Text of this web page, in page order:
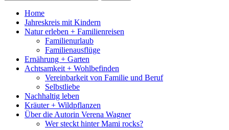
nach:
Home
Jahreskreis mit Kindern
Natur erleben + Familienreisen
Familienurlaub
Familienausflüge
Ernährung + Garten
Achtsamkeit + Wohlbefinden
Vereinbarkeit von Familie und Beruf
Selbstliebe
Nachhaltig leben
Kräuter + Wildpflanzen
Über die Autorin Verena Wagner
Wer steckt hinter Mami rocks?